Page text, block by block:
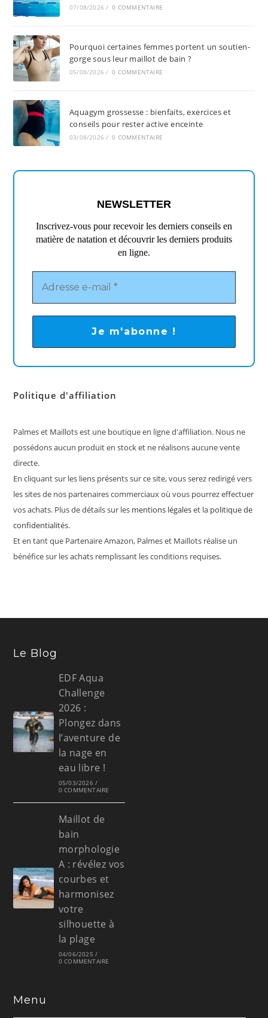
07/08/2026 / 0 COMMENTAIRE
Pourquoi certaines femmes portent un soutien-
gorge sous leur maillot de bain ?
05/08/2026 / 0 COMMENTAIRE
Aquagym grossesse : bienfaits, exercices et
conseils pour rester active enceinte
03/08/2026 / 0 COMMENTAIRE
NEWSLETTER
Inscrivez-vous pour recevoir les derniers conseils en
matière de natation et découvrir les derniers produits
en ligne.
Politique d'affiliation
Palmes et Maillots est une boutique en ligne d'affiliation. Nous ne
possédons aucun produit en stock et ne réalisons aucune vente
directe.
En cliquant sur les liens présents sur ce site, vous serez redirigé vers
les sites de nos partenaires commerciaux où vous pourrez effectuer
vos achats. Plus de détails sur les mentions légaleset la politique de
confidentialités.
Et en tant que Partenaire Amazon, Palmes et Maillots réalise un
bénéfice sur les achats remplissant les conditions requises.
Le Blog
EDF Aqua
Challenge
2026 :
Plongez dans
l’aventure de
la nage en
eau libre !
05/03/2026 /
0 COMMENTAIRE
Maillot de
bain
morphologie
A : révélez vos
courbes et
harmonisez
votre
silhouette à
la plage
04/06/2025 /
0 COMMENTAIRE
Menu